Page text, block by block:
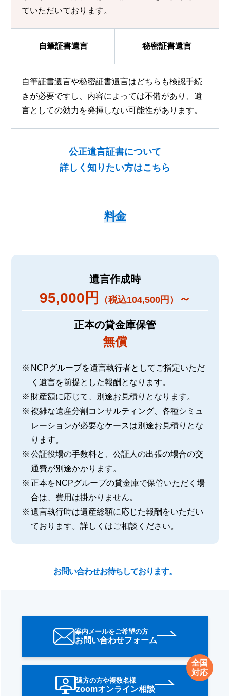
ていただいております。
自筆証書遺言 秘密証書遺言
自筆証書遺言や秘密証書遺言はどちらも検認手続
きが必要ですし、内容によっては不備があり、遺
言としての効力を発揮しない可能性があります。
公正遺言証書について
詳しく知りたい方はこちら
料金
遺言作成時
95,000円 （税込104,500円） ～
正本の貸金庫保管
無償
NCPグループを遺言執行者としてご指定いただ
く遺言を前提とした報酬となります。
財産額に応じて、別途お見積りとなります。
複雑な遺産分割コンサルティング、各種シミュ
レーションが必要なケースは別途お見積りとな
ります。
公証役場の手数料と、公証人の出張の場合の交
通費が別途かかります。
正本をNCPグループの貸金庫で保管いただく場
合は、費用は掛かりません。
遺言執行時は遺産総額に応じた報酬をいただい
ております。詳しくはご相談ください。
お問い合わせお待ちしております。
案内メールをご希望の方
お問い合わせフォーム
全国
対応
遠方の方や複数名様
zoomオンライン相談